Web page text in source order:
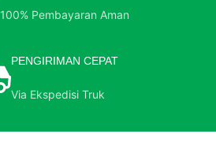
100% Pembayaran Aman
PENGIRIMAN CEPAT
Via Ekspedisi Truk